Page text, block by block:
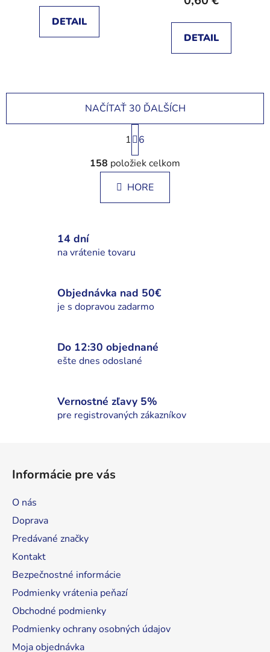
DETAIL
DETAIL
O
v
l
á
d
e
r
v
k
ý
p
u
NAČÍTAŤ 30 ĎALŠÍCH
S
t
r
á
n
k
e
1
6
158 položiek celkom
HORE
14 dní
na vrátenie tovaru
Objednávka nad 50€
je s dopravou zadarmo
Do 12:30 objednané
ešte dnes odoslané
Vernostné zľavy 5%
pre registrovaných zákazníkov
Informácie pre vás
O nás
Doprava
Predávané značky
Kontakt
Bezpečnostné informácie
Podmienky vrátenia peňazí
Obchodné podmienky
Podmienky ochrany osobných údajov
Moja objednávka